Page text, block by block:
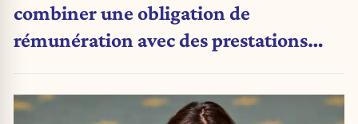
combiner une obligation de
rémunération avec des prestations